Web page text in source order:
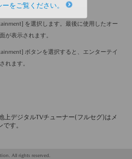
ます。
を選択します。最後に使用したオー
が表示されます。
ボタンを選択すると、エンターテイ
れます。
上デジタルTVチューナー(フルセグ)はメ
す。
All rights reserved.
をご覧ください。